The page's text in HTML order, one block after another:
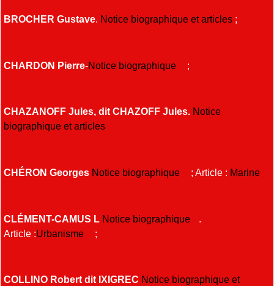
BROCHER Gustave. Notice biographique et articles ;
CHARDON Pierre-Notice biographique ;
CHAZANOFF Jules, dit CHAZOFF Jules. Notice
biographique et articles
CHÉRON Georges Notice biographique ; Article : Marine
CLÉMENT-CAMUS L Notice biographique
Article :Urbanisme ;
COLLINO Robert dit IXIGREC Notice biographique et